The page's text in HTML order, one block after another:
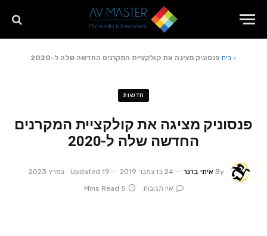
> בית פנסוניק מציגה את קולקציית המקרנים החדשה שלה ל-2020
חדשות
פנסוניק מציגה את קולקציית המקרנים
החדשה שלה ל-2020
By איתי ברנר 24 בדצמבר 2019 Updated:19 במרץ 2023
אין תגובות
5 Mins Read